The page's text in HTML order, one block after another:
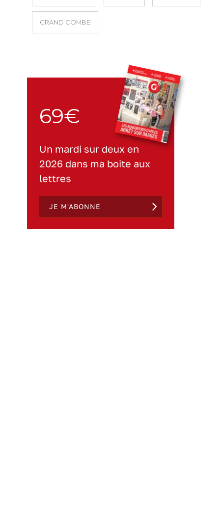
GRAND COMBE
69€
Un mardi sur deux en
2026 dans ma boite aux
lettres
JE M'ABONNE